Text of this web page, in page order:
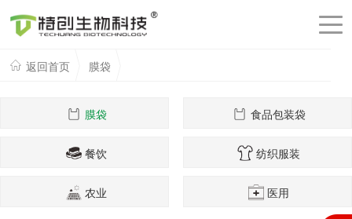
返回首页 膜袋
膜袋 食品包装袋
餐饮 纺织服装
农业 医用